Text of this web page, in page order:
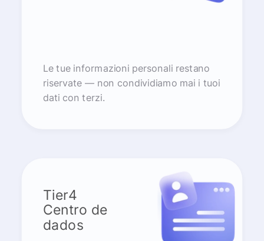
Le tue informazioni personali restano
riservate — non condividiamo mai i tuoi
dati con terzi.
Tier4
Centro de
dados